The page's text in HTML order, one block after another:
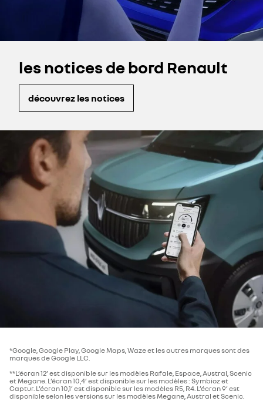
les notices de bord Renault
découvrez les notices
*Google, Google Play, Google Maps, Waze et les autres marques sont des
marques de Google LLC.
**L’écran 12’ est disponible sur les modèles Rafale, Espace, Austral, Scenic
et Megane. L’écran 10,4’ est disponible sur les modèles : Symbioz et
Captur. L’écran 10,1’ est disponible sur les modèles R5, R4. L’écran 9’ est
disponible selon les versions sur les modèles Megane, Austral et Scenic.